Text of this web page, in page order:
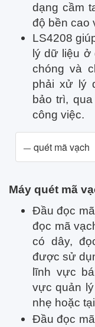
dạng cầm
độ bền cao
LS4208
lý dữ liệu ở
chóng và
phải xử lý
bảo trì,
công việc.
quét mã vạch
Máy quét mã
Đầu đọc
đọc mã
có dây,
được sử
lĩnh vực
vực quản
nhẹ hoặc
Đầu đọc